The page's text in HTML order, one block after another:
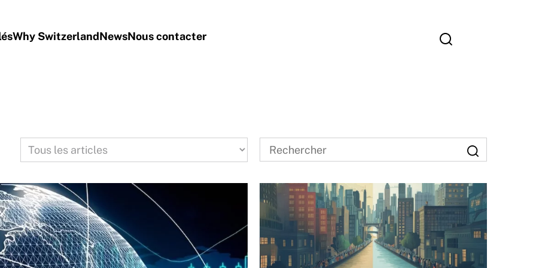
Why SwitzerlandNewsNous contacter